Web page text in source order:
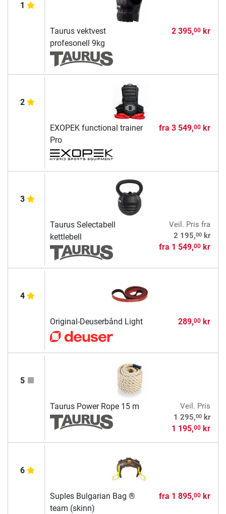
1
Taurus vektvest
profesonell 9kg
2 395,00kr
2
EXOPEK functional trainer
Pro
fra 3 549,00kr
3
Taurus Selectabell
kettlebell
Veil. Pris fra
2 195,00kr
fra 1 549,00kr
4
Original-Deuserbånd Light 289,00kr
5
Taurus Power Rope 15 m
Veil. Pris
1 295,00kr
1 195,00kr
6
Suples Bulgarian Bag ®
team (skinn)
fra 1 895,00kr